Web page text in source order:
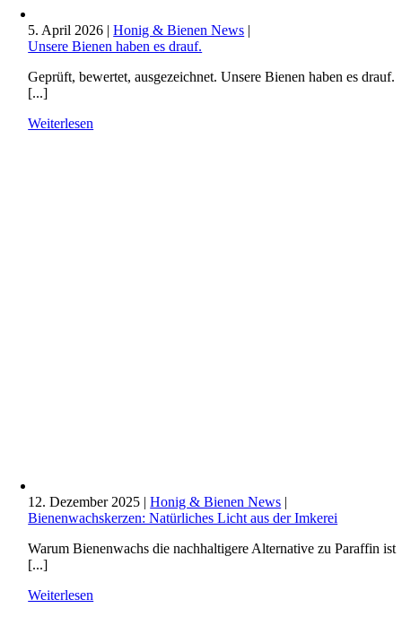
5. April 2026 |Honig & Bienen News |
Unsere Bienen haben es drauf.
Geprüft, bewertet, ausgezeichnet. Unsere Bienen haben es drauf.
[...]
Weiterlesen
12. Dezember 2025 |Honig & Bienen News |
Bienenwachskerzen: Natürliches Licht aus der Imkerei
Warum Bienenwachs die nachhaltigere Alternative zu Paraffin ist
[...]
Weiterlesen